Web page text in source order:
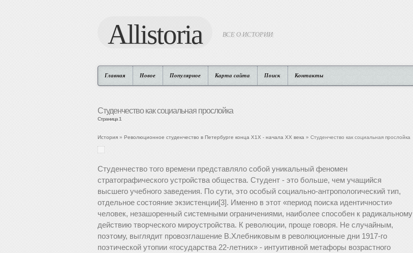
Allistoria ВСЕ О ИСТОРИИ
Главная Новое Популярное Карта сайта Поиск Контакты
Студенчество как социальная прослойка
Страница 1
История » Революционное студенчество в Петербурге конца Х1Х - начала ХХ века » Студенчество как социальная прослойка
Студенчество того времени представляло собой уникальный феномен
стратографического устройства общества. Студент - это больше, чем учащийся
высшего учебного заведения. По сути, это особый социально-антропологический тип,
отдельное состояние экзистенции[3]. Именно в этот «период поиска идентичности»
человек, незашоренный системными ограничениями, наиболее способен к радикальному
действию творческого мироустройства. К революции, проще говоря. Не случайным,
поэтому, выглядит провозглашение В.Хлебниковым в революционные дни 1917-го
поэтической утопии «государства 22-летних» - интуитивной метафоры возрастного